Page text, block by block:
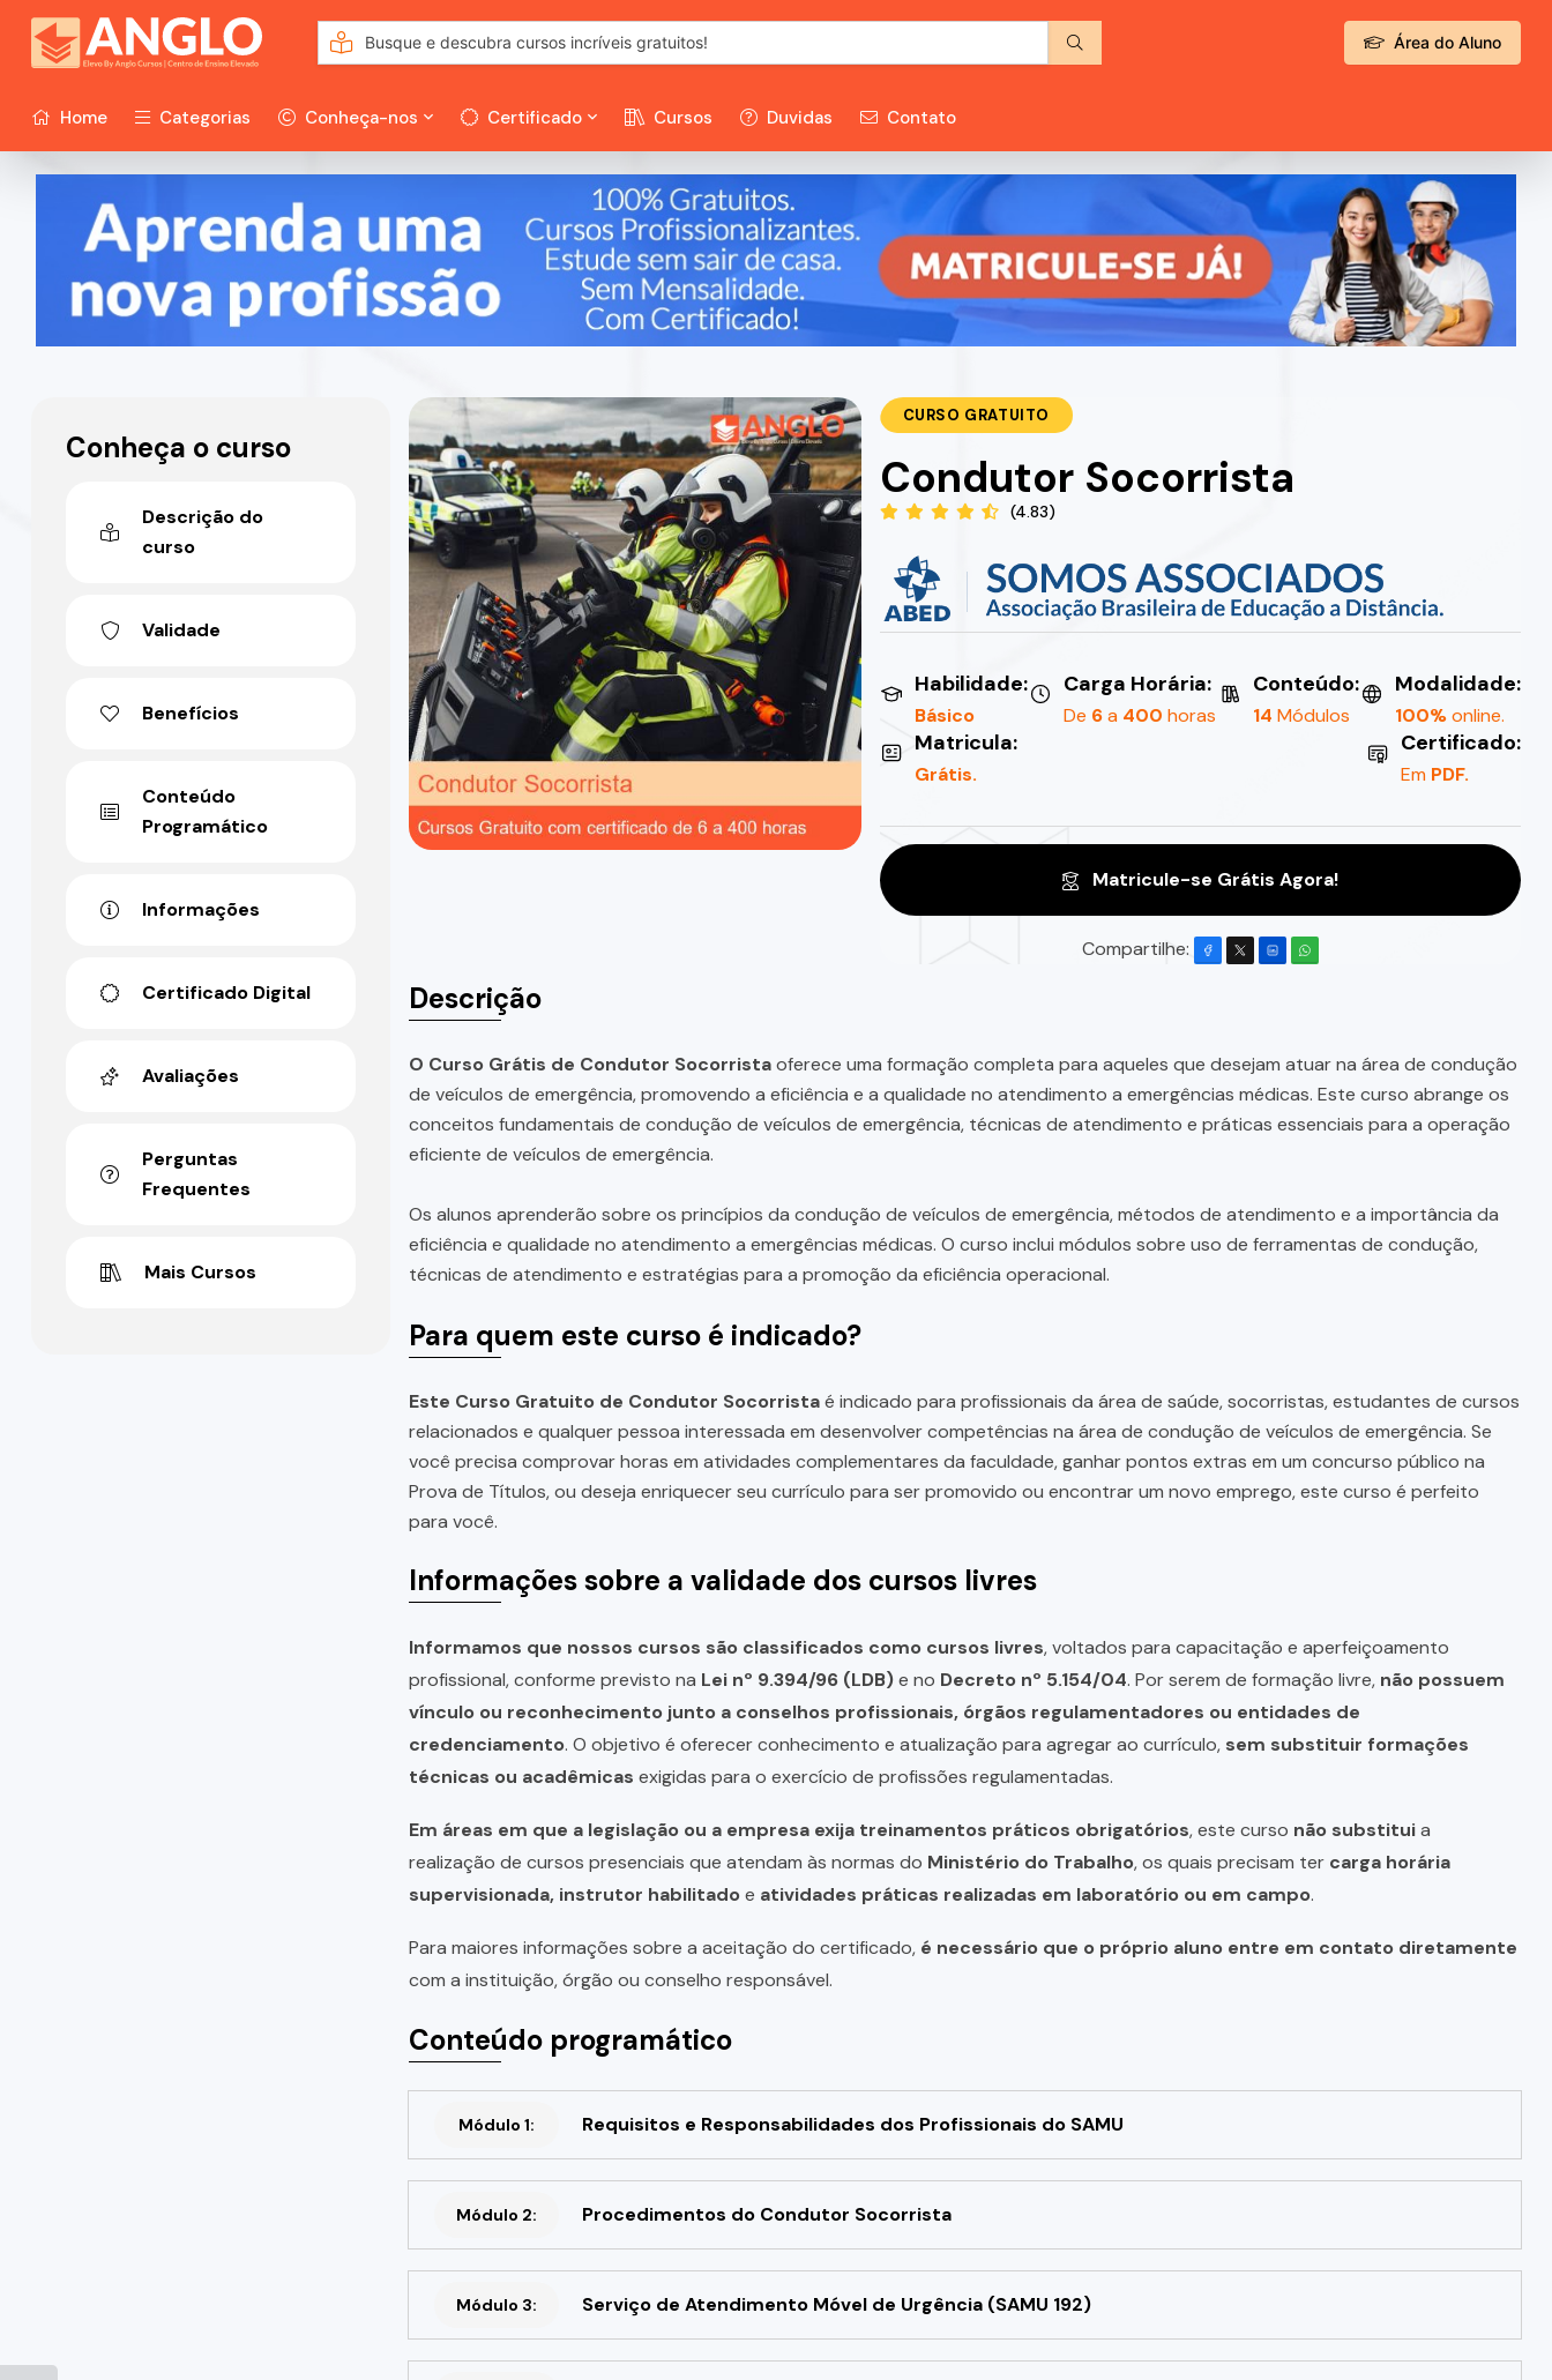
Área do Aluno
Home Categorias Conheça-nos Certificado Cursos Duvidas Contato
CURSO GRATUITO
Condutor Socorrista
(4.83)
Habilidade:
Básico
Carga Horária:
De 6a 400 horas
Conteúdo:
14 Módulos
Modalidade:
100%online.
Matricula:
Grátis.
Certificado:
Em PDF.
Matricule-se Grátis Agora!
Compartilhe:
Descrição
O Curso Grátis de Condutor Socorristaoferece uma formação completa para aqueles que desejam atuar na área de condução
de veículos de emergência, promovendo a eficiência e a qualidade no atendimento a emergências médicas. Este curso abrange os
conceitos fundamentais de condução de veículos de emergência, técnicas de atendimento e práticas essenciais para a operação
eficiente de veículos de emergência.
Os alunos aprenderão sobre os princípios da condução de veículos de emergência, métodos de atendimento e a importância da
eficiência e qualidade no atendimento a emergências médicas. O curso inclui módulos sobre uso de ferramentas de condução,
técnicas de atendimento e estratégias para a promoção da eficiência operacional.
Para quem este curso é indicado?
Este Curso Gratuito de Condutor Socorristaé indicado para profissionais da área de saúde, socorristas, estudantes de cursos
relacionados e qualquer pessoa interessada em desenvolver competências na área de condução de veículos de emergência. Se
você precisa comprovar horas em atividades complementares da faculdade, ganhar pontos extras em um concurso público na
Prova de Títulos, ou deseja enriquecer seu currículo para ser promovido ou encontrar um novo emprego, este curso é perfeito
para você.
Informações sobre a validade dos cursos livres
Informamos que nossos cursos são classificados como cursos livres, voltados para capacitação e aperfeiçoamento
profissional, conforme previsto na Lei nº 9.394/96 (LDB)e no Decreto nº 5.154/04. Por serem de formação livre, não possuem
vínculo ou reconhecimento junto a conselhos profissionais, órgãos regulamentadores ou entidades de
credenciamento. O objetivo é oferecer conhecimento e atualização para agregar ao currículo, sem substituir formações
técnicas ou acadêmicas exigidas para o exercício de profissões regulamentadas.
Em áreas em que a legislação ou a empresa exija treinamentos práticos obrigatórios, este curso não substituia
realização de cursos presenciais que atendam às normas do Ministério do Trabalho, os quais precisam ter carga horária
supervisionada, instrutor habilitadoe atividades práticas realizadas em laboratório ou em campo.
Para maiores informações sobre a aceitação do certificado, é necessário que o próprio aluno entre em contato diretamente
com a instituição, órgão ou conselho responsável.
Conteúdo programático
Módulo 1: Requisitos e Responsabilidades dos Profissionais do SAMU
Módulo 2: Procedimentos do Condutor Socorrista
Módulo 3: Serviço de Atendimento Móvel de Urgência (SAMU 192)
Conheça o curso
Descrição do
curso
Validade
Benefícios
Conteúdo
Programático
Informações
Certificado Digital
Avaliações
Perguntas
Frequentes
Mais Cursos